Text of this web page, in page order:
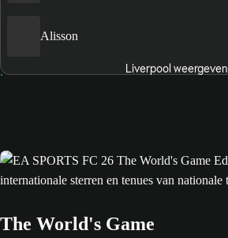
Alisson
Liverpool weergeven
The World's Game